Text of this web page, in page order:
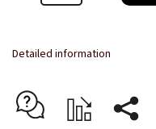
Detailed information